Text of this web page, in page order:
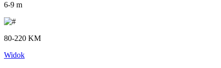
6-9 m
80-220 KM
Widok